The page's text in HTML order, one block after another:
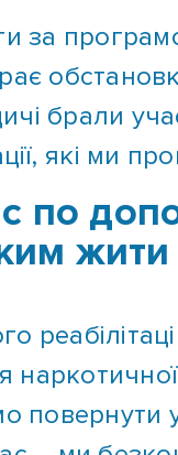
брали
які ми
по
– ми